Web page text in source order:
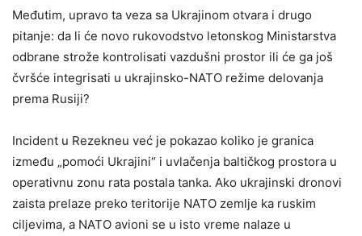
Međutim, upravo ta veza sa Ukrajinom otvara i drugo
pitanje: da li će novo rukovodstvo letonskog Ministarstva
odbrane strože kontrolisati vazdušni prostor ili će ga još
čvršće integrisati u ukrajinsko-NATO režime delovanja
prema Rusiji?
Incident u Rezekneu već je pokazao koliko je granica
između „pomoći Ukrajini“ i uvlačenja baltičkog prostora u
operativnu zonu rata postala tanka. Ako ukrajinski dronovi
zaista prelaze preko teritorije NATO zemlje ka ruskim
ciljevima, a NATO avioni se u isto vreme nalaze u